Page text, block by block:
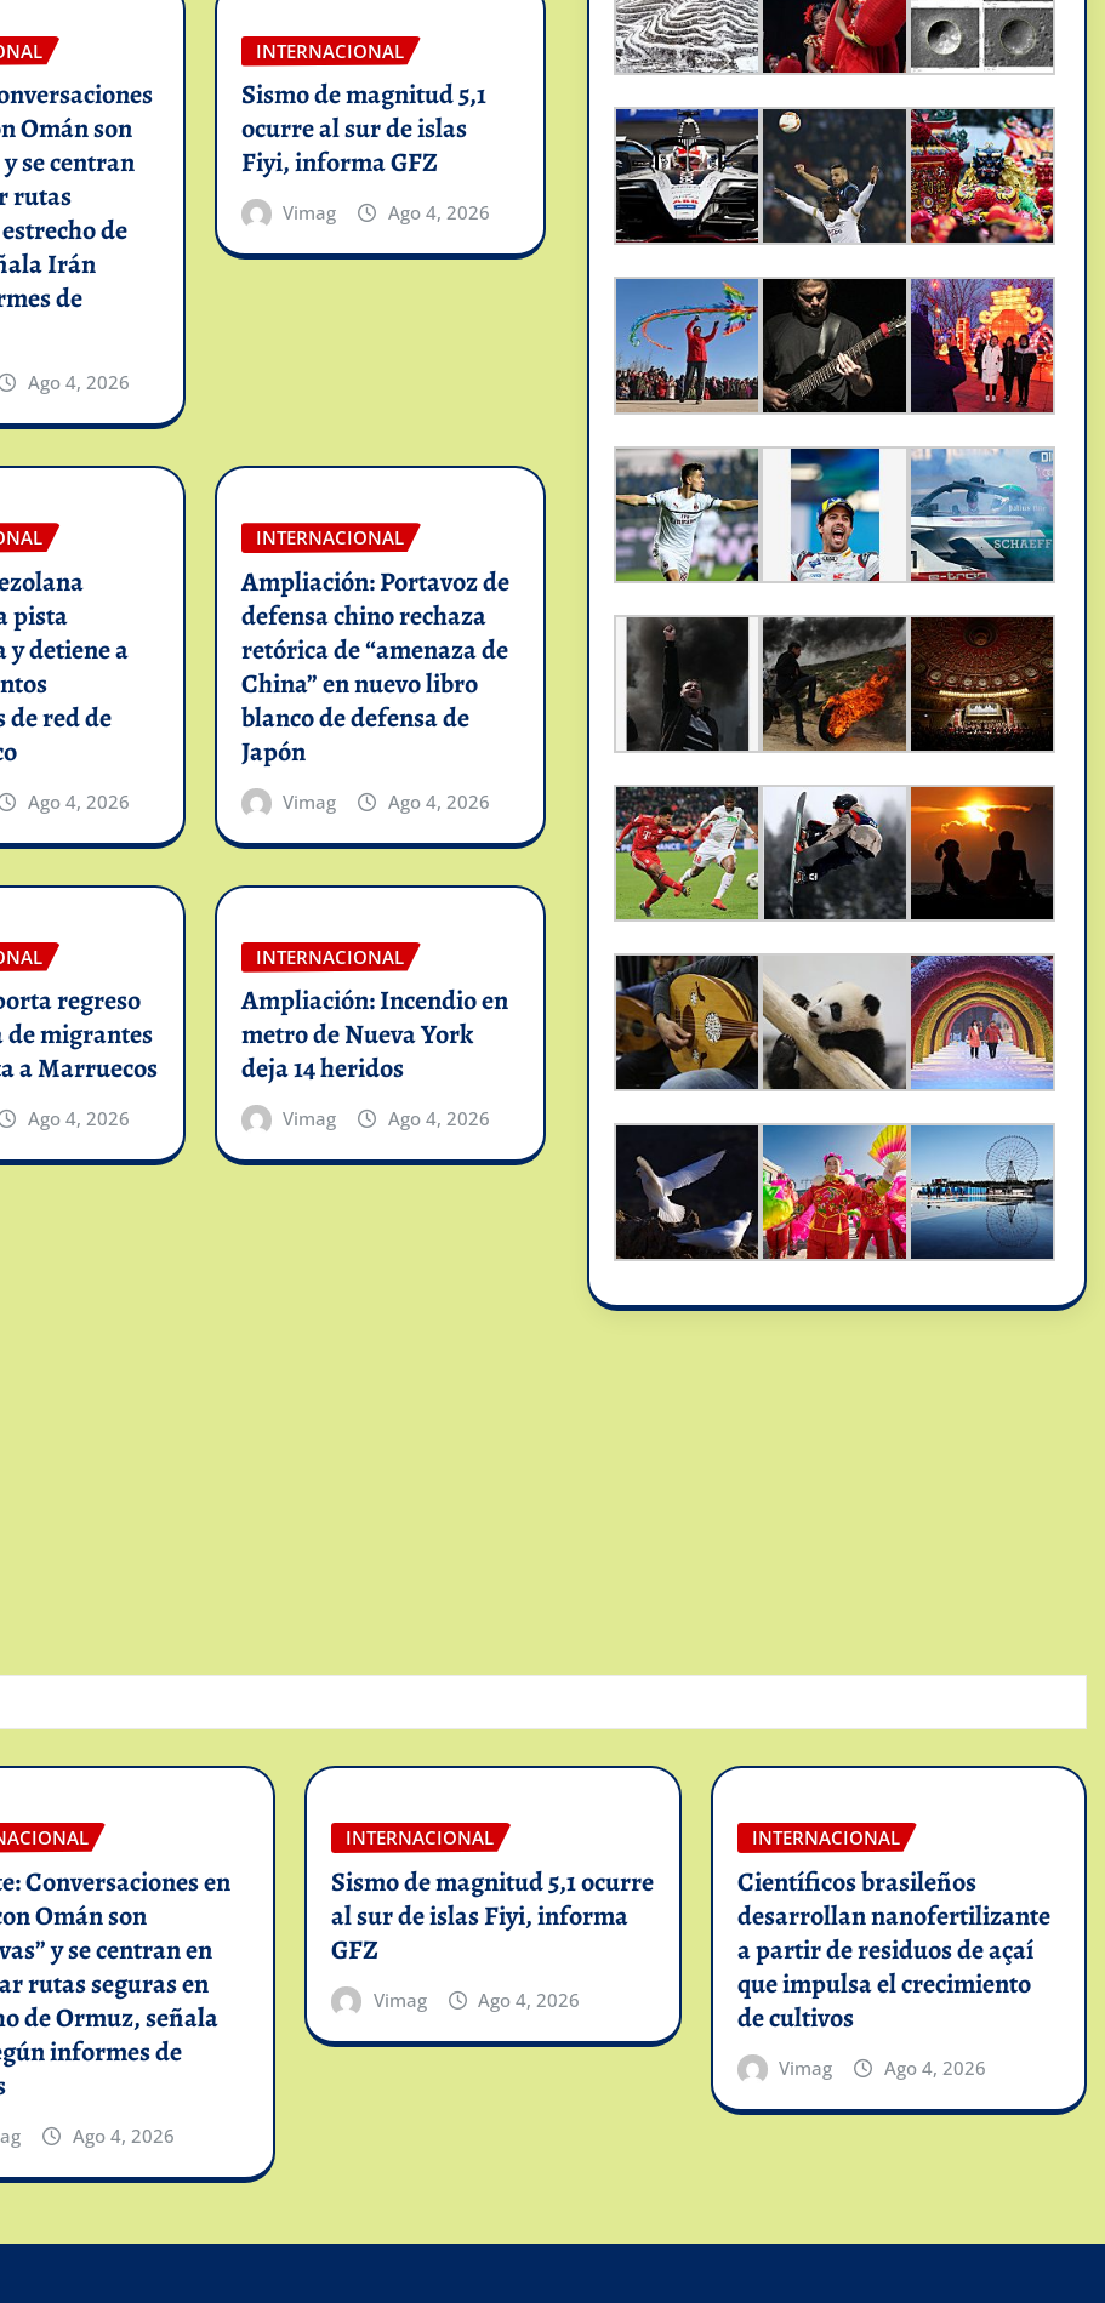
Omán son
se centran
rutas
de
Irán
de
Ago 4, 2026
INTERNACIONAL
Sismo de magnitud 5,1
ocurre al sur de islas
Fiyi, informa GFZ
Vimag Ago 4, 2026
pista
y detiene a
red de
Ago 4, 2026
INTERNACIONAL
Ampliación: Portavoz de
defensa chino rechaza
retórica de “amenaza de
China” en nuevo libro
blanco de defensa de
Japón
Vimag Ago 4, 2026
regreso
de migrantes
a Marruecos
Ago 4, 2026
INTERNACIONAL
Ampliación: Incendio en
metro de Nueva York
deja 14 heridos
Vimag Ago 4, 2026
Conversaciones en
Omán son
y se centran en
rutas seguras en
de Ormuz, señala
informes de
Ago 4, 2026
INTERNACIONAL
Sismo de magnitud 5,1 ocurre
al sur de islas Fiyi, informa
GFZ
Vimag Ago 4, 2026
INTERNACIONAL
Científicos brasileños
desarrollan nanofertilizante
a partir de residuos de açaí
que impulsa el crecimiento
de cultivos
Vimag Ago 4, 2026